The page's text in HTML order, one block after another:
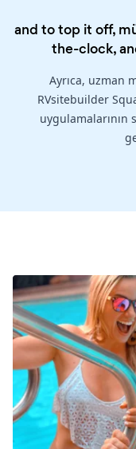
and to top it off,
the-clock,
Ayrıca, uzman
RVsitebuilder
uygulamalarının